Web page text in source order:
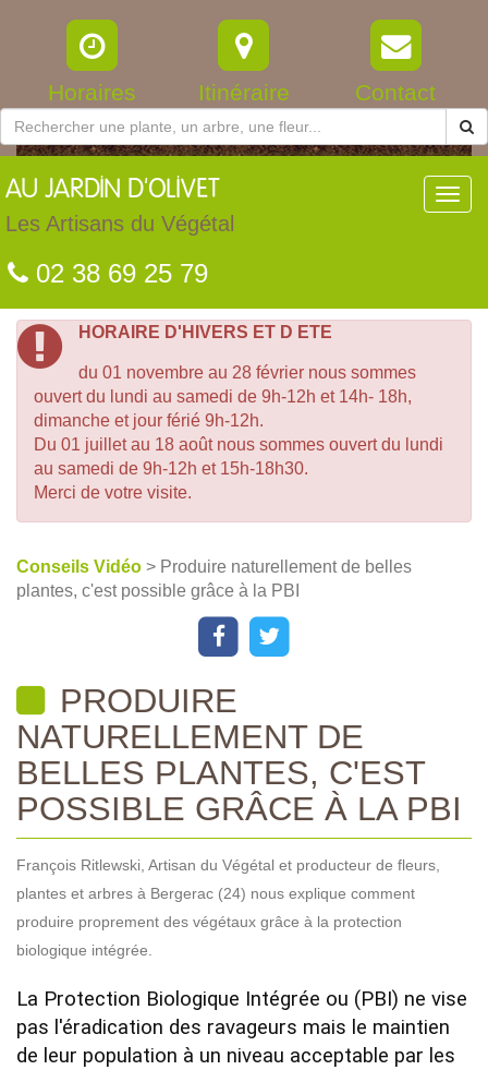
Horaires Itinéraire Contact
AU JARDIN D'OLIVET
Les Artisans du Végétal
02 38 69 25 79
HORAIRE D'HIVERS ET D ETE
du 01 novembre au 28 février nous sommes
ouvert du lundi au samedi de 9h-12h et 14h- 18h,
dimanche et jour férié 9h-12h.
Du 01 juillet au 18 août nous sommes ouvert du lundi
au samedi de 9h-12h et 15h-18h30.
Merci de votre visite.
Conseils Vidéo > Produire naturellement de belles
plantes, c'est possible grâce à la PBI
PRODUIRE
NATURELLEMENT DE
BELLES PLANTES, C'EST
POSSIBLE GRÂCE À LA PBI
François Ritlewski, Artisan du Végétal et producteur de fleurs,
plantes et arbres à Bergerac (24) nous explique comment
produire proprement des végétaux grâce à la protection
biologique intégrée.
La Protection Biologique Intégrée ou (PBI) ne vise
pas l'éradication des ravageurs mais le maintien
de leur population à un niveau acceptable par les